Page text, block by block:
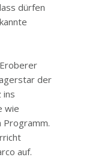
dürfen
der
ins
wie
Programm.
auf.